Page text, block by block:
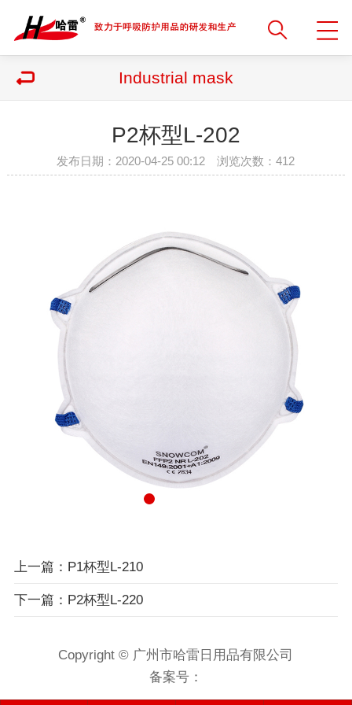
Industrial mask
P2杯型L-202
发布日期：2020-04-25 00:12 浏览次数：412
上一篇：P1杯型L-210
下一篇：P2杯型L-220
Copyright © 广州市哈雷日用品有限公司
备案号：